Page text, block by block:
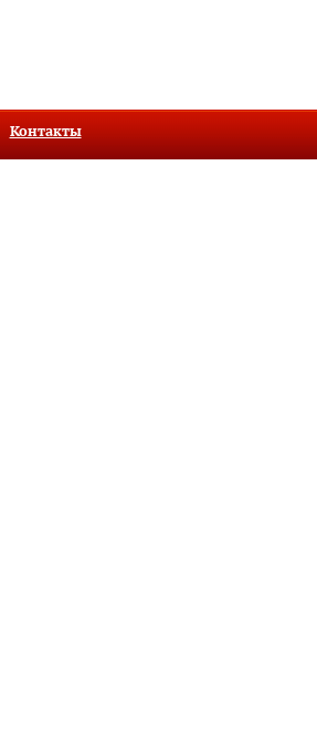
Контакты